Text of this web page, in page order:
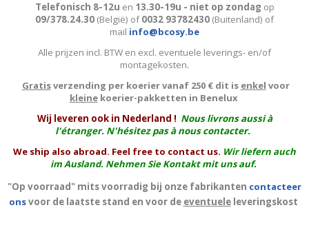
Telefonisch 8-12u en 13.30-19u - niet op zondag op
09/378.24.30 (België) of0032 93782430 (Buitenland) of
mail info@bcosy.be
Alle prijzen incl. BTW en excl. eventuele leverings- en/of
montagekosten.
Gratisverzending per koerier vanaf 250 € dit is enkel voor
kleinekoerier-pakketten in Benelux
Wij leveren ook in Nederland ! Nous livrons aussi à
l'étranger. N'hésitez pas à nous contacter.
We ship also abroad. Feel free to contact us. Wir liefern auch
im Ausland. Nehmen Sie Kontakt mit uns auf.
"Op voorraad" mits voorradig bij onze fabrikanten contacteer
onsvoor de laatste stand en voor de eventueleleveringskost